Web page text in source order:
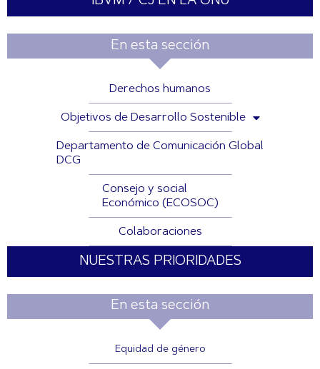
En esta sección
Derechos humanos
Objetivos de Desarrollo Sostenible
Departamento de Comunicación Global
DCG
Consejo y social
Económico (ECOSOC)
Colaboraciones
NUESTRAS PRIORIDADES
En esta sección
Equidad de género